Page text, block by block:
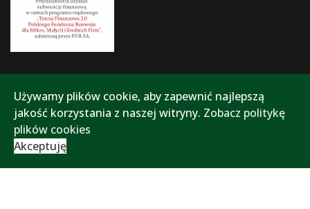
Polityka prywatności
Używamy plików cookie, aby zapewnić najlepszą
jakość korzystania z naszej witryny. Zobacz politykę
plików cookies
Akceptuję